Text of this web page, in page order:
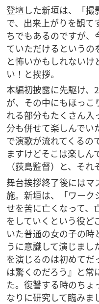
登壇した新垣は、「撮
で、出来上がりを観て
ちでもあるのですが
ていただけるというの
と怖いかもしれないけ
い！ と挨拶。
本編初披露に先駆け、
が、その中にもほっこ
れる部分もたくさん入
分も併せて楽しんでい
で演歌が流れてくるの
ますけどそこは楽しん
（荻島監督）と、そ
舞台挨拶終了後にはマ
施。新垣は、「ワーク
せを苦に亡くなって、
をしていくという役ど
いた普通の女の子の時
うに意識して演じま
を演じるのは初めてだ
は驚くのだろう』と常
た。復讐する時のち
なりに研究して臨みま